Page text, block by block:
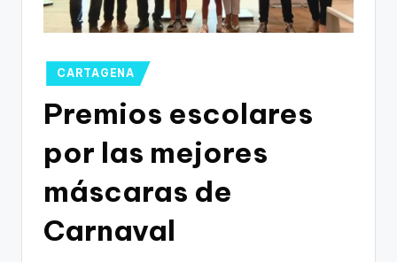
Publicado
en
CARTAGENA
Premios escolares
por las mejores
máscaras de
Carnaval